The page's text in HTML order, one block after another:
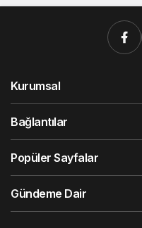
Kurumsal
Bağlantılar
Popüler Sayfalar
Gündeme Dair